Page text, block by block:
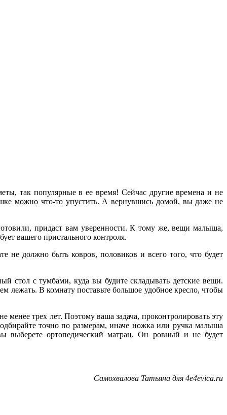
так популярные в ее время! Сейчас другие времена и не
можно что-то упустить. А вернувшись домой, вы даже не
придаст вам уверенности. К тому же, вещи малыша,
вашего пристального контроля.
не должно быть ковров, половиков и всего того, что будет
стол с тумбами, куда вы будите складывать детские вещи.
лежать. В комнату поставьте большое удобное кресло, чтобы
трех лет. Поэтому ваша задача, проконтролировать эту
точно по размерам, иначе ножка или ручка малыша
выберете ортопедический матрац. Он ровный и не будет
Самохвалова Татьяна для 4e4evica.ru